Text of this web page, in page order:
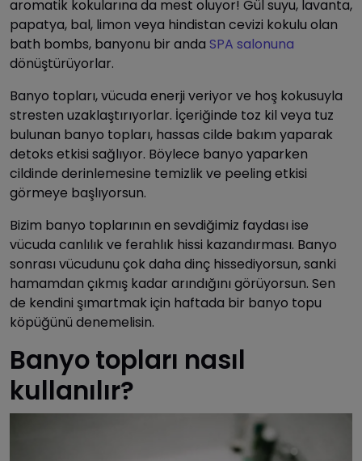
aromatik kokularına da mest oluyor! Gül suyu, lavanta,
papatya, bal, limon veya hindistan cevizi kokulu olan
bath bombs, banyonu bir anda SPA salonuna
dönüştürüyorlar.
Banyo topları, vücuda enerji veriyor ve hoş kokusuyla
stresten uzaklaştırıyorlar. İçeriğinde toz kil veya tuz
bulunan banyo topları, hassas cilde bakım yaparak
detoks etkisi sağlıyor. Böylece banyo yaparken
cildinde derinlemesine temizlik ve peeling etkisi
görmeye başlıyorsun.
Bizim banyo toplarının en sevdiğimiz faydası ise
vücuda canlılık ve ferahlık hissi kazandırması. Banyo
sonrası vücudunu çok daha dinç hissediyorsun, sanki
hamamdan çıkmış kadar arındığını görüyorsun. Sen
de kendini şımartmak için haftada bir banyo topu
köpüğünü denemelisin.
Banyo topları nasıl
kullanılır?